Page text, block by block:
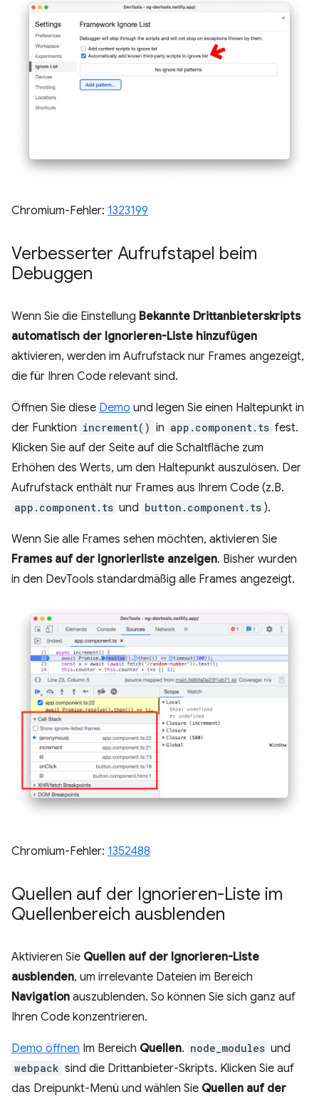
Chromium-Fehler: 1323199
Verbesserter Aufrufstapel beim
Debuggen
Wenn Sie die Einstellung Bekannte Drittanbieterskripts
automatisch der Ignorieren-Liste hinzufügen
aktivieren, werden im Aufrufstack nur Frames angezeigt,
die für Ihren Code relevant sind.
Öffnen Sie diese Demo und legen Sie einen Haltepunkt in
der Funktion increment() in app.component.ts fest.
Klicken Sie auf der Seite auf die Schaltfläche zum
Erhöhen des Werts, um den Haltepunkt auszulösen. Der
Aufrufstack enthält nur Frames aus Ihrem Code (z.B.
app.component.ts und button.component.ts ).
Wenn Sie alle Frames sehen möchten, aktivieren Sie
Frames auf der Ignorierliste anzeigen. Bisher wurden
in den DevTools standardmäßig alle Frames angezeigt.
Chromium-Fehler: 1352488
Quellen auf der Ignorieren-Liste im
Quellenbereich ausblenden
Aktivieren Sie Quellen auf der Ignorieren-Liste
ausblenden, um irrelevante Dateien im Bereich
Navigation auszublenden. So können Sie sich ganz auf
Ihren Code konzentrieren.
Demo öffnen Im Bereich Quellen. node_modules und
webpack sind die Drittanbieter-Skripts. Klicken Sie auf
das Dreipunkt-Menü und wählen Sie Quellen auf der